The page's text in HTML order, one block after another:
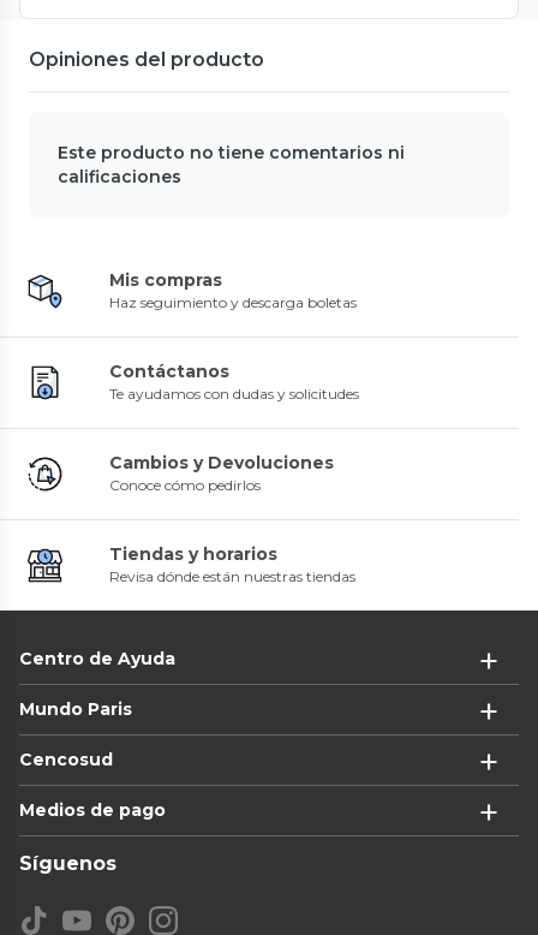
Opiniones del producto
Este producto no tiene comentarios ni
calificaciones
Mis compras
Haz seguimiento y descarga boletas
Contáctanos
Te ayudamos con dudas y solicitudes
Cambios y Devoluciones
Conoce cómo pedirlos
Tiendas y horarios
Revisa dónde están nuestras tiendas
Centro de Ayuda
Mundo Paris
Cencosud
Medios de pago
Síguenos